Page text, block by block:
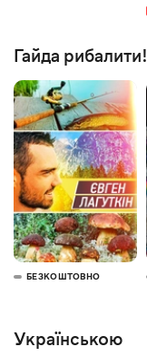
Гайда рибалити!
БЕЗКОШТОВНО
Українською